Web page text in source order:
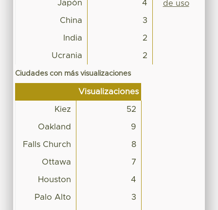
Japón 4
China 3
India 2
Ucrania 2
Ciudades con más visualizaciones
Visualizaciones
Kiez 52
Oakland 9
Falls Church 8
Ottawa 7
Houston 4
Palo Alto 3
de uso